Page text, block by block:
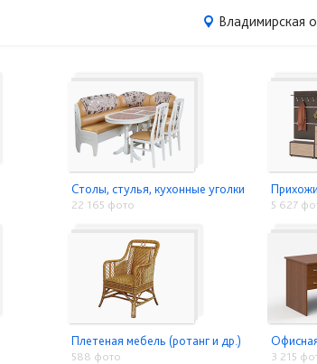
Владимирская
Столы, стулья, кухонные уголки
22 165 фото 5 627
Плетеная мебель (ротанг и др.)
588 фото 3 215